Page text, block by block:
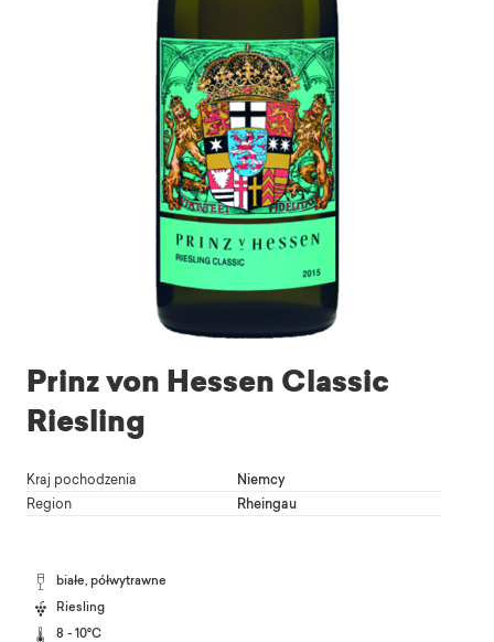
Prinz von Hessen Classic
Riesling
Kraj pochodzenia
Niemcy
Region
Rheingau
białe, półwytrawne
Riesling
8 - 10°C